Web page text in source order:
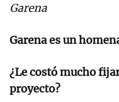
Garena
Garena es un
¿Le costó mucho
proyecto?